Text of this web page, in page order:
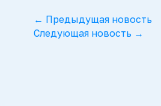
← Предыдущая новость
Следующая новость →